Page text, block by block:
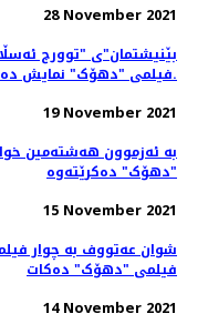
28 November 2021
فیلمی "دهۆک" نمایش ده‌کرێت.
19 November 2021
بە ئەزموون هەشتەمین
"دهۆک" دەکرێتەوە
15 November 2021
شوان عەتووف به چوار
فیلمی "دهۆک" دەكات
14 November 2021